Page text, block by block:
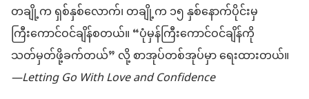
တချို့က ရှစ်နှစ်လောက်၊ တချို့က ၁၅ နှစ်နောက်ပိုင်းမှ
ကြီးကောင်ဝင်ချိန်စတယ်။ “ပုံမှန်ကြီးကောင်ဝင်ချိန်ကို
သတ်မှတ်ဖို့ခက်တယ်” လို့ စာအုပ်တစ်အုပ်မှာ ရေးထားတယ်။
—Letting Go With Love and Confidence